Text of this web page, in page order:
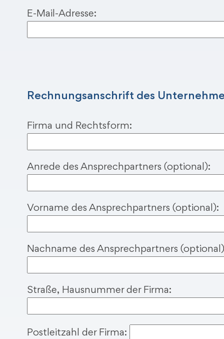
E-Mail-Adresse:
e
a
e
e
s
e
l
d
l
Rechnungsanschrift des
Firma und Rechtsform:
Anrede des Ansprechpartners (optional):
Vorname des Ansprechpartners (optional):
Nachname des Ansprechpartners
Straße, Hausnummer der Firma:
Postleitzahl der Firma: